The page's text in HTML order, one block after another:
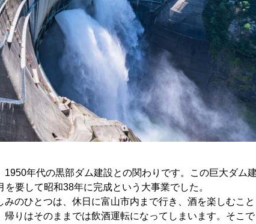
年代の黒部ダム建設との関わりです。この巨大ダム
要して昭和38年に完成という大事業でした。
のひとつは、休日に富山市内まで行き、酒を楽しむこと
りはそのままでは飲酒運転になってしまいます。そこで